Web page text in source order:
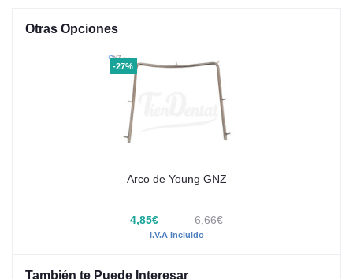
Otras Opciones
-27%
Arco de Young GNZ
4,85€ 6,66€
I.V.A Incluido
También te Puede Interesar